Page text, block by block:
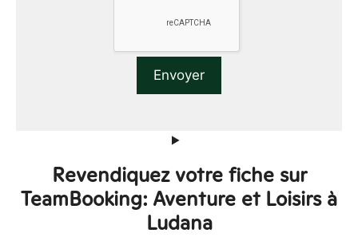
Revendiquez votre fiche sur
TeamBooking: Aventure et Loisirs à
Ludana